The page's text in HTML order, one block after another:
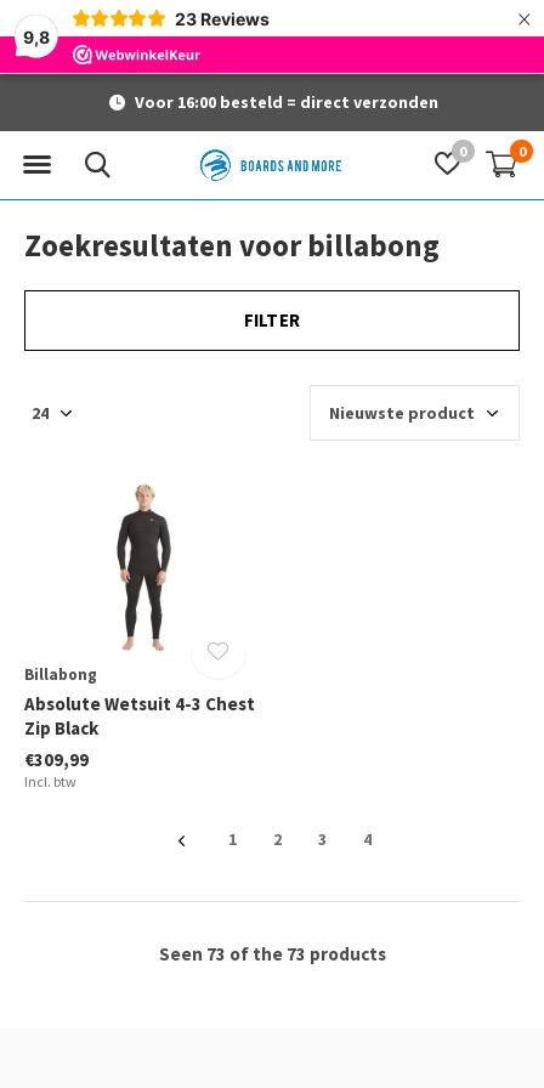
9,8
23 Reviews ×
0 0
Voor 16:00 besteld = direct verzonden
Zoekresultaten voor billabong
FILTER
Billabong
Absolute Wetsuit 4-3 Chest
Zip Black
€309,99
Incl. btw
1 2 3 4
Seen 73 of the 73 products